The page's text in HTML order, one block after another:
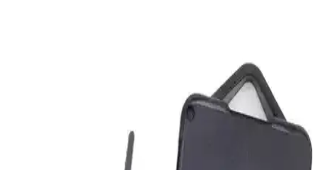
Saati Şık ve Dayanıklı Tasarım Özellikleri
27 cm çapında, dayanıklı cam ve sessiz mekanizmasıyla estetik ve
fonksiyonel Saban duvar saati, kolay montaj ve temizlik
Carven Duvar Saati: Sessiz Çalışma ve Modern
Tasarım ile Şık Dekoratif Seçenek